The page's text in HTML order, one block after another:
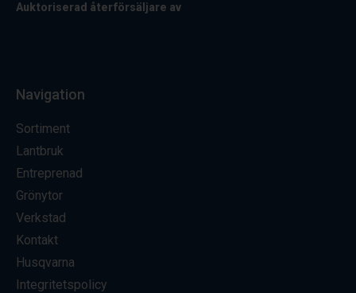
Auktoriserad återförsäljare av
Navigation
Sortiment
Lantbruk
Entreprenad
Grönytor
Verkstad
Kontakt
Husqvarna
Integritetspolicy